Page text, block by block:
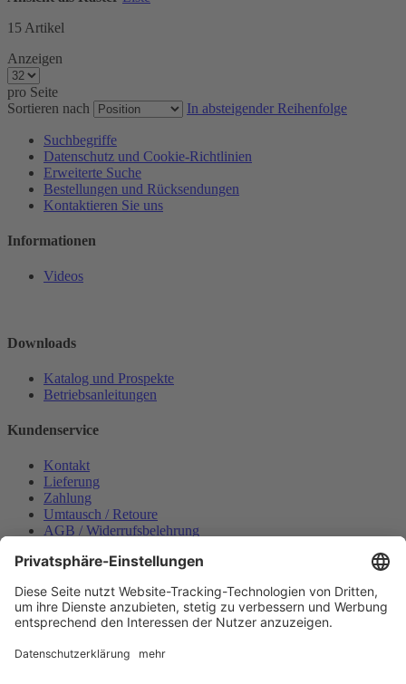
15 Artikel
Anzeigen
pro Seite
Sortieren nach
In absteigender Reihenfolge
Suchbegriffe
Datenschutz und Cookie-Richtlinien
Erweiterte Suche
Bestellungen und Rücksendungen
Kontaktieren Sie uns
Informationen
Videos
Downloads
Katalog und Prospekte
Betriebsanleitungen
Kundenservice
Kontakt
Lieferung
Zahlung
Umtausch / Retoure
AGB / Widerrufsbelehrung
Datenschutzerklärung
Bestellung widerrufen
Mein konto